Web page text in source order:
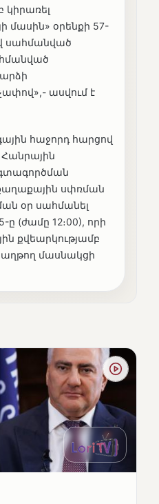
կիրառել
մասին» օրենքի 57-
սահմանված
ասվում է
հաջորդ հարցով
Հանրային
սփռման
օր սահմանել
ը (ժամը 12։00), որի
քվեարկությամբ
մասնակցի